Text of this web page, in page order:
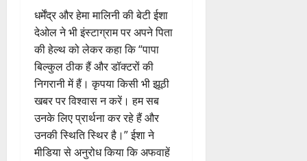
धर्मेंद्र और हेमा मालिनी की बेटी ईशा
देओल ने भी इंस्टाग्राम पर अपने पिता
की हेल्थ को लेकर कहा कि “पापा
बिल्कुल ठीक हैं और डॉक्टरों की
निगरानी में हैं। कृपया किसी भी झूठी
खबर पर विश्वास न करें। हम सब
उनके लिए प्रार्थना कर रहे हैं और
उनकी स्थिति स्थिर है।” ईशा ने
मीडिया से अनुरोध किया कि अफवाहें